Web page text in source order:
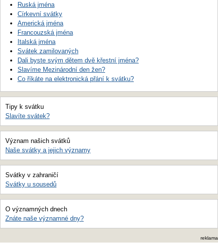
Ruská jména
Církevní svátky
Americká jména
Francouzská jména
Italská jména
Svátek zamilovaných
Dali byste svým dětem dvě křestní jména?
Slavíme Mezinárodní den žen?
Co říkáte na elektronická přání k svátku?
Tipy k svátku
Slavíte svátek?
Význam našich svátků
Naše svátky a jejich významy
Svátky v zahraničí
Svátky u sousedů
O významných dnech
Znáte naše významné dny?
reklama